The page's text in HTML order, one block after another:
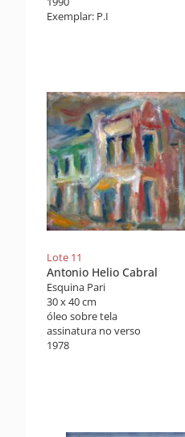
Exemplar: P.I
Lote 11
Antonio Helio Cabral
Esquina Pari
30 x 40 cm
óleo sobre tela
assinatura no verso
1978